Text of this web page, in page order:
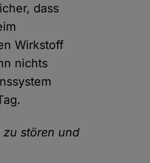
dass
Wirkstoff
nichts
zu stören und